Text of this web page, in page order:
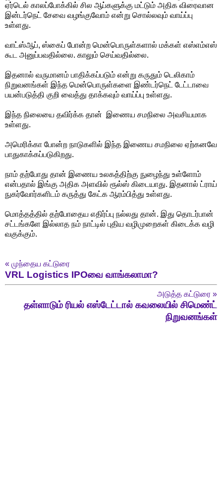
ஏர்டெல் காலப்போக்கில் சில ஆப்களுக்கு மட்டும் அதிக விரைவான
இன்டர்நெட் சேவை வழங்குவோம் என்று சொல்லவும் வாய்ப்பு
உள்ளது.
வாட்ஸ்ஆப், ஸ்கைப் போன்ற மென்பொருள்களால் மக்கள் எஸ்எம்எஸ்
கூட அனுப்பவதில்லை. காலும் செய்வதில்லை.
இதனால் வருமானம் பாதிக்கப்படும் என்று கருதும் டெலிகாம்
நிறுவனங்கள் இந்த மென்பொருள்களை இண்டர்நெட் டேட்டாவை
பயன்படுத்தி குறி வைத்து தாக்கவும் வாய்ப்பு உள்ளது.
இந்த நிலையை தவிர்க்க தான் இணைய சமநிலை அவசியமாக
உள்ளது.
அமெரிக்கா போன்ற நாடுகளில் இந்த இணைய சமநிலை ஏற்கனவே
பாதுகாக்கப்படுகிறது.
நாம் தற்போது தான் இணைய உலகத்திற்கு நுழைந்து உள்ளோம்
என்பதால் இங்கு அதிக அளவில் ரூல்ஸ் கிடையாது. இதனால் ட்ராய்
நுகர்வோர்களிடம் கருத்து கேட்க ஆரம்பித்து உள்ளது.
மொத்தத்தில் தற்போதைய எதிர்ப்பு நல்லது தான். இது தொடர்பான்
சட்டங்களே இல்லாத நம் நாட்டில் புதிய வழிமுறைகள் கிடைக்க வழி
வகுக்கும்.
« முந்தைய கட்டுரை
VRL Logistics IPOவை வாங்கலாமா?
அடுத்த கட்டுரை »
தள்ளாடும் ரியல் எஸ்டேட்டால் கவலையில் சிமெண்ட்
நிறுவனங்கள்